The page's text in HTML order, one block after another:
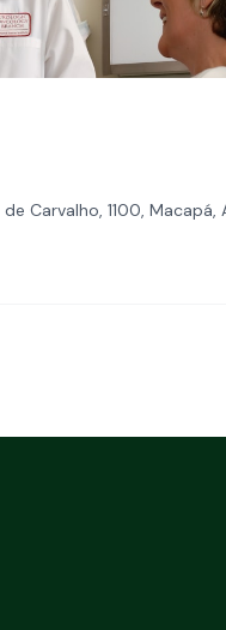
Carvalho, 1100, Macapá,